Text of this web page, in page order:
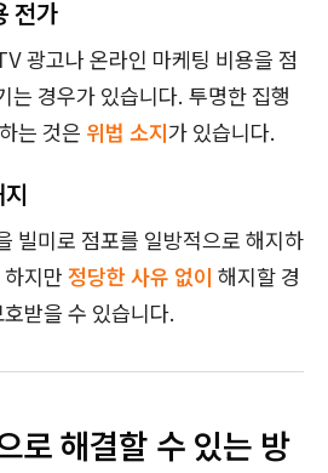
전가
광고나 온라인 마케팅 비용을 점
는 경우가 있습니다. 투명한 집행
는 것은 위법 소지가 있습니다.
빌미로 점포를 일방적으로 해지하
지만 정당한 사유 없이 해지할 경
받을 수 있습니다.
로 해결할 수 있는 방